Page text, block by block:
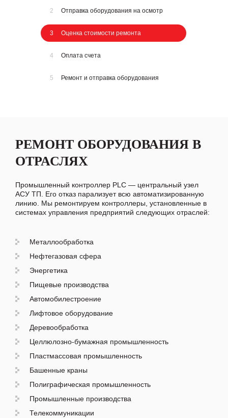
2 Отправка оборудования на осмотр
3 Оценка стоимости ремонта
4 Оплата счета
5 Ремонт и отправка оборудования
РЕМОНТ ОБОРУДОВАНИЯ В
ОТРАСЛЯХ
Промышленный контроллер PLC — центральный узел
АСУ ТП. Его отказ парализует всю автоматизированную
линию. Мы ремонтируем контроллеры, установленные в
системах управления предприятий следующих отраслей:
Металлообработка
Нефтегазовая сфера
Энергетика
Пищевые производства
Автомобилестроение
Лифтовое оборудование
Деревообработка
Целлюлозно-бумажная промышленность
Пластмассовая промышленность
Башенные краны
Полиграфическая промышленность
Промышленные производства
Телекоммуникации